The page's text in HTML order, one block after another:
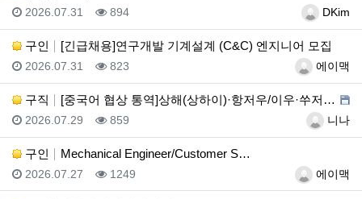
등록자DKim
등록일
2026.07.31 조회
894
구인 [긴급채용]연구개발 기계설계 (C&C) 엔지니어 모집
등록자에이맥
등록일
2026.07.31 조회
823
구직 [중국어 협상 통역]상해(상하이)·항저우/이우·쑤저우 …
등록자니나
등록일
2026.07.29 조회
859
구인 Mechanical Engineer/Customer S…
등록자에이맥
등록일
2026.07.27 조회
1249